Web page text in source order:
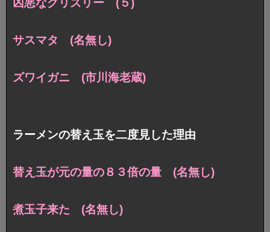
サスマタ (名無し)
ズワイガニ (市川海老蔵)
ラーメンの替え玉を二度見した理由
替え玉が元の量の８３倍の量 (名無し)
煮玉子来た (名無し)